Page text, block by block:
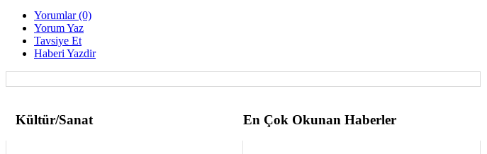
Yorumlar (0)
Yorum Yaz
Tavsiye Et
Haberi Yazdir
Kültür/Sanat En Çok Okunan Haberler